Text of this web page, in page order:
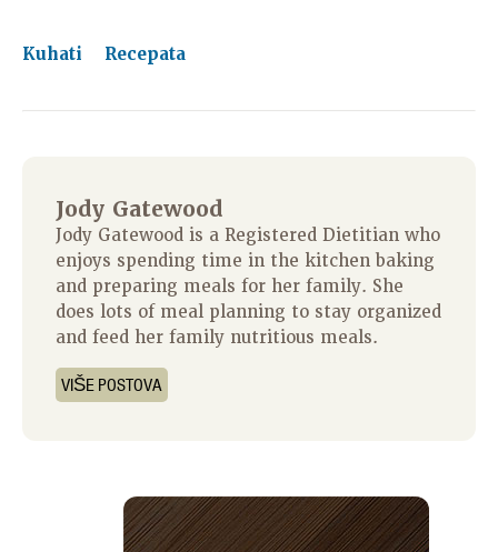
Kuhati Recepata
Jody Gatewood
Jody Gatewood is a Registered Dietitian who
enjoys spending time in the kitchen baking
and preparing meals for her family. She
does lots of meal planning to stay organized
and feed her family nutritious meals.
VIŠE POSTOVA